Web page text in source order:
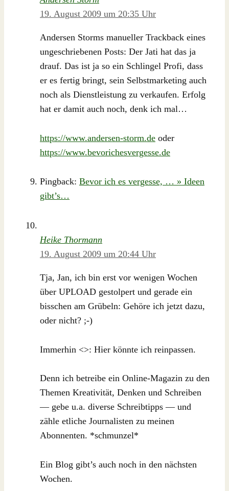
19. August 2009 um 20:35 Uhr
Andersen Storms manueller Trackback eines
ungeschriebenen Posts: Der Jati hat das ja
drauf. Das ist ja so ein Schlingel Profi, dass
er es fertig bringt, sein Selbstmarketing auch
noch als Dienstleistung zu verkaufen. Erfolg
hat er damit auch noch, denk ich mal…
https://www.andersen-storm.de oder
https://www.bevorichesvergesse.de
Pingback: Bevor ich es vergesse, … » Ideen
gibt’s…
Heike Thormann
19. August 2009 um 20:44 Uhr
Tja, Jan, ich bin erst vor wenigen Wochen
über UPLOAD gestolpert und gerade ein
bisschen am Grübeln: Gehöre ich jetzt dazu,
oder nicht? ;-)
Immerhin <>: Hier könnte ich reinpassen.
Denn ich betreibe ein Online-Magazin zu den
Themen Kreativität, Denken und Schreiben
— gebe u.a. diverse Schreibtipps — und
zähle etliche Journalisten zu meinen
Abonnenten. *schmunzel*
Ein Blog gibt’s auch noch in den nächsten
Wochen.